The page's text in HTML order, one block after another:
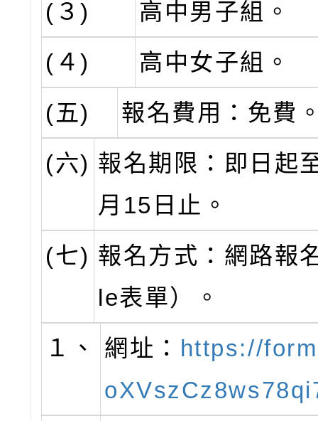
(３)
高中男子組。
(４)
高中女子組。
(五)
報名費用：免費
(六) 報名期限：即日起
月15日止。
(七) 報名方式：網路報
le表單）。
１、
網址： https://